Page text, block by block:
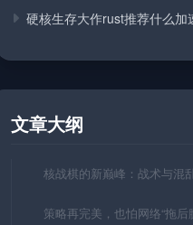
硬核生存大作rust推荐什么加
文章大纲
核战棋的新巅峰：战术与混
策略再完美，也怕网络“拖后